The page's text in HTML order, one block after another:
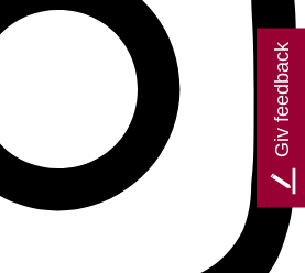
Giv feedback